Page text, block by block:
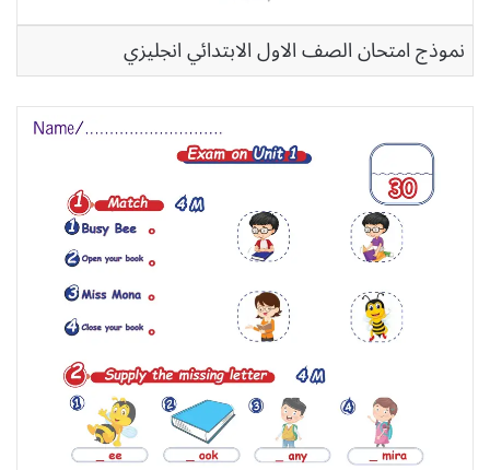
نموذج امتحان الصف الاول الابتدائي انجليزي